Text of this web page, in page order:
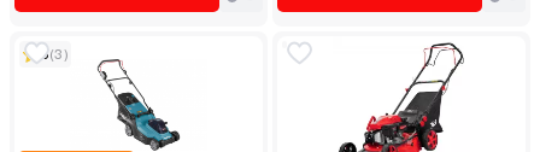
5(3)